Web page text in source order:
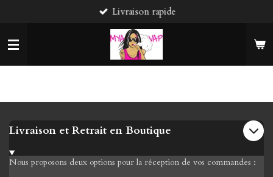
contenu
principal
Livraison rapide
Livraison et Retrait en Boutique
Nous proposons deux options pour la réception de vos commandes :